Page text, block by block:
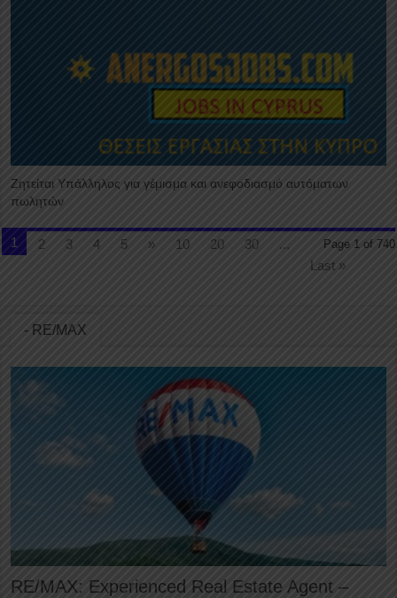
Ζητείται Υπάλληλος για γέμισμα και ανεφοδιασμό αυτόματων
πωλητών
Page 1 of 740
1 2 3 4 5 » 10 20 30
...
Last »
- RE/MAX
RE/MAX: Experienced Real Estate Agent –